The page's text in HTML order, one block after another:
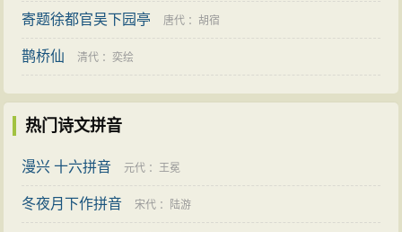
寄题徐都官吴下园亭 唐代 ：胡宿
鹊桥仙 清代 ：奕绘
热门诗文拼音
漫兴 十六拼音 元代 ：王冕
冬夜月下作拼音 宋代 ： 陆游